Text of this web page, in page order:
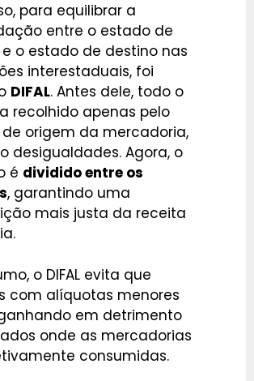
para equilibrar a
entre o estado de
o estado de destino nas
interestaduais, foi
DIFAL. Antes dele, todo o
recolhido apenas pelo
origem da mercadoria,
desigualdades. Agora, o
é dividido entre os
, garantindo uma
mais justa da receita
o DIFAL evita que
com alíquotas menores
em detrimento
onde as mercadorias
consumidas.